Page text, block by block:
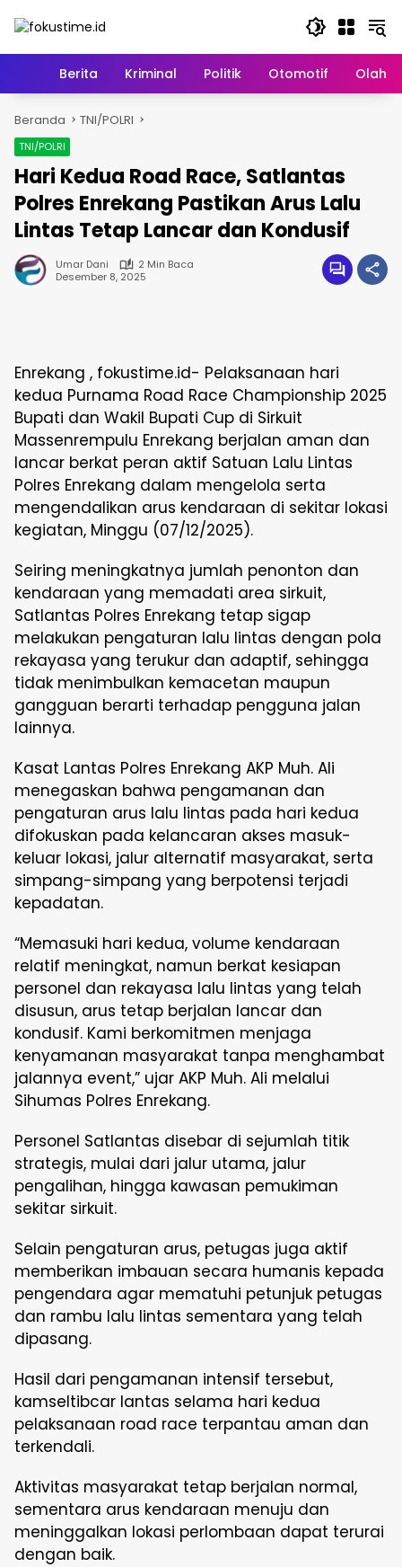
HomeBerita Kriminal Politik Otomotif
Beranda TNI/POLRI
TNI/POLRI
Hari Kedua Road Race, Satlantas
Polres Enrekang Pastikan Arus Lalu
Lintas Tetap Lancar dan Kondusif
Umar Dani
2 Min Baca
Desember 8, 2025
Enrekang , fokustime.id- Pelaksanaan hari
kedua Purnama Road Race Championship 2025
Bupati dan Wakil Bupati Cup di Sirkuit
Massenrempulu Enrekang berjalan aman dan
lancar berkat peran aktif Satuan Lalu Lintas
Polres Enrekang dalam mengelola serta
mengendalikan arus kendaraan di sekitar lokasi
kegiatan, Minggu (07/12/2025).
Seiring meningkatnya jumlah penonton dan
kendaraan yang memadati area sirkuit,
Satlantas Polres Enrekang tetap sigap
melakukan pengaturan lalu lintas dengan pola
rekayasa yang terukur dan adaptif, sehingga
tidak menimbulkan kemacetan maupun
gangguan berarti terhadap pengguna jalan
lainnya.
Kasat Lantas Polres Enrekang AKP Muh. Ali
menegaskan bahwa pengamanan dan
pengaturan arus lalu lintas pada hari kedua
difokuskan pada kelancaran akses masuk-
keluar lokasi, jalur alternatif masyarakat, serta
simpang-simpang yang berpotensi terjadi
kepadatan.
“Memasuki hari kedua, volume kendaraan
relatif meningkat, namun berkat kesiapan
personel dan rekayasa lalu lintas yang telah
disusun, arus tetap berjalan lancar dan
kondusif. Kami berkomitmen menjaga
kenyamanan masyarakat tanpa menghambat
jalannya event,” ujar AKP Muh. Ali melalui
Sihumas Polres Enrekang.
Personel Satlantas disebar di sejumlah titik
strategis, mulai dari jalur utama, jalur
pengalihan, hingga kawasan pemukiman
sekitar sirkuit.
Selain pengaturan arus, petugas juga aktif
memberikan imbauan secara humanis kepada
pengendara agar mematuhi petunjuk petugas
dan rambu lalu lintas sementara yang telah
dipasang.
Hasil dari pengamanan intensif tersebut,
kamseltibcar lantas selama hari kedua
pelaksanaan road race terpantau aman dan
terkendali.
Aktivitas masyarakat tetap berjalan normal,
sementara arus kendaraan menuju dan
meninggalkan lokasi perlombaan dapat terurai
dengan baik.